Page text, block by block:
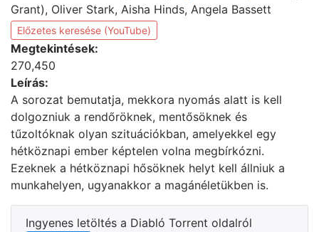
Grant), Oliver Stark, Aisha Hinds, Angela Bassett
Előzetes keresése (YouTube)
Megtekintések:
270,450
Leírás:
A sorozat bemutatja, mekkora nyomás alatt is kell
dolgozniuk a rendőröknek, mentősöknek és
tűzoltóknak olyan szituációkban, amelyekkel egy
hétköznapi ember képtelen volna megbírkózni.
Ezeknek a hétköznapi hősöknek helyt kell állniuk a
munkahelyen, ugyanakkor a magánéletükben is.
Ingyenes letöltés a Diabló Torrent oldalról